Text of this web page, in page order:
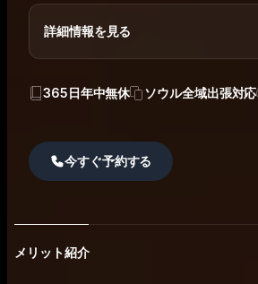
詳細情報を見る
365日年中無休 ソウル全域出張対応
今すぐ予約する
メリット紹介